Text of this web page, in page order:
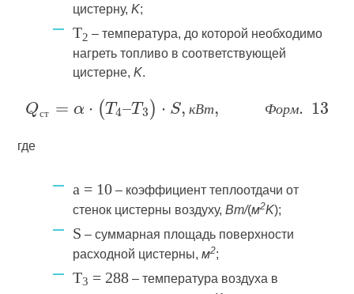
цистерну,K;
T2 – температура, до которой необходимо
нагреть топливо в соответствующей
цистерне,K.
кВ т Ф орм
где
a = 10 – коэффициент теплоотдачи от
стенок цистерны воздуху,Вт/(м2K);
S – суммарная площадь поверхности
расходной цистерны,м2;
T3 = 288 – температура воздуха в